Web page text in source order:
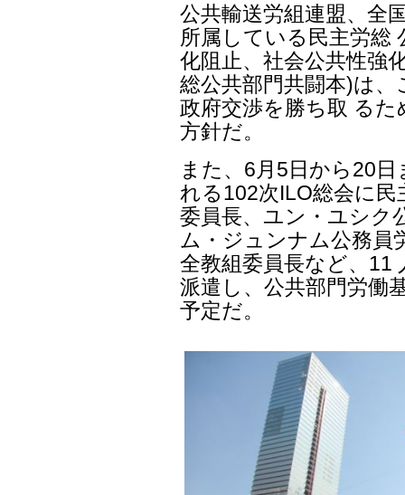
公共輸送労組連盟、全
所属している民主労総
化阻止、社会公共性強
総公共部門共闘本)は
政府交渉を勝ち取 る
方針だ。
また、6月5日から20
れる102次ILO総会に
委員長、ユン・ユシク
ム・ジュンナム公務員
全教組委員長など、11
派遣し、公共部門労働
予定だ。